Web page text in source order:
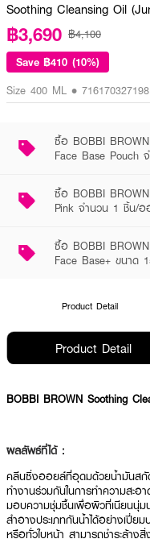
Soothing Cleansing Oil
฿3,690 ฿4,100
Save ฿410 (10%)
Size 400 ML • 716170327198
ซื้อ BOBBI
Face Base Pouch
ซื้อ BOBBI
Pink จำนวน 1 ชิ้น/อ
ซื้อ BOBBI
Face Base+ ขนาด
Product Detail
Product Detail
BOBBI BROWN Soothing
ผลลัพธ์ที่ได้ :
คลีนซิ่งออยล์ที่อุดมด้วยน้ำมันสกั
ทำงานร่วมกันในการทำความสะ
มอบความชุ่มชื้นเพื่อผิวที่เนียนนุ่
สำอางประเภทกันน้ำได้อย่างเปี่
หรือทั่วใบหน้า สามารถชำระล้า